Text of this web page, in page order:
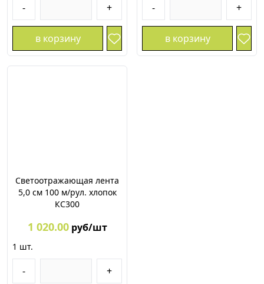
- +
в корзину
- +
в корзину
Светоотражающая лента
5,0 см 100 м/рул. хлопок
КС300
1 020.00 руб/шт
1 шт.
- +